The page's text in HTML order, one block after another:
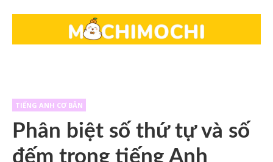
TIẾNG ANH CƠ BẢN
Phân biệt số thứ tự và số
đếm trong tiếng Anh